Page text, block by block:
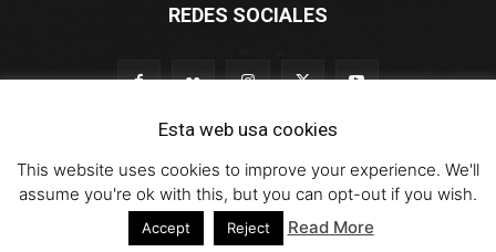
REDES SOCIALES
© 2011-2023 The World Thru My Eyes - Travel Magazine (Versión 4.0)
thewotme@TV Sobre Nosotros Contacto
Esta web usa cookies
This website uses cookies to improve your experience. We'll
assume you're ok with this, but you can opt-out if you wish.
Accept Reject Read More